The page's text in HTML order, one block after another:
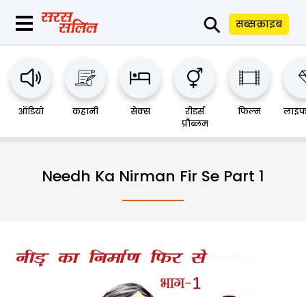
⚲ सब्सक्राइब
ऑडियो कहानी सेक्स
रीडर्स
प्रौब्लम
फिल्म
Needh Ka Nirman Fir Se Part 1